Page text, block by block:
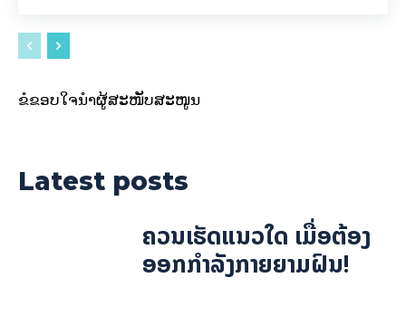
ຂໍຂອບໃຈນຳຜູ້ສະໜັບສະໜູນ
Latest posts
ຄວນເຮັດແນວໃດ ເມື່ອຕ້ອງ
ອອກກຳລັງກາຍຍາມຝົນ!